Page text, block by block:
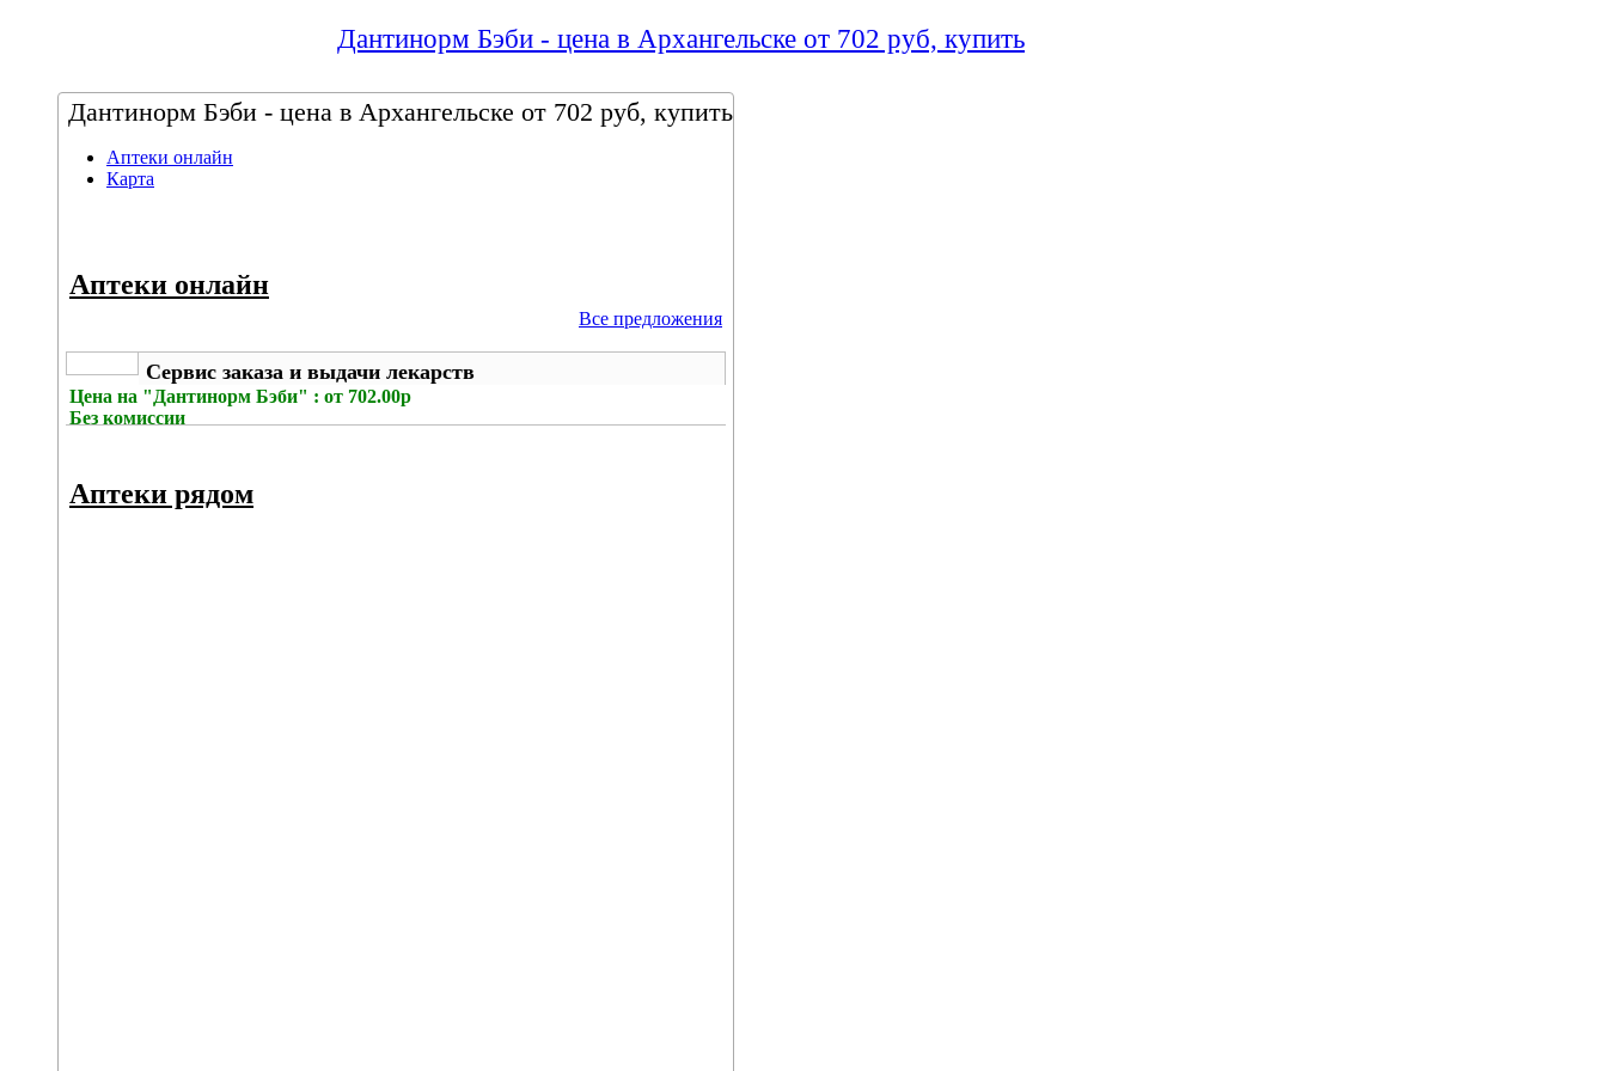
Дантинорм Бэби - цена в Архангельске от 702 руб, купить
Дантинорм Бэби - цена в Архангельске от 702 руб, купить
Аптеки онлайн
Карта
Аптеки онлайн
Все предложения
Сервис заказа и выдачи лекарств
Цена на "Дантинорм Бэби" : от 702.00р
Без комиссии
Аптеки рядом